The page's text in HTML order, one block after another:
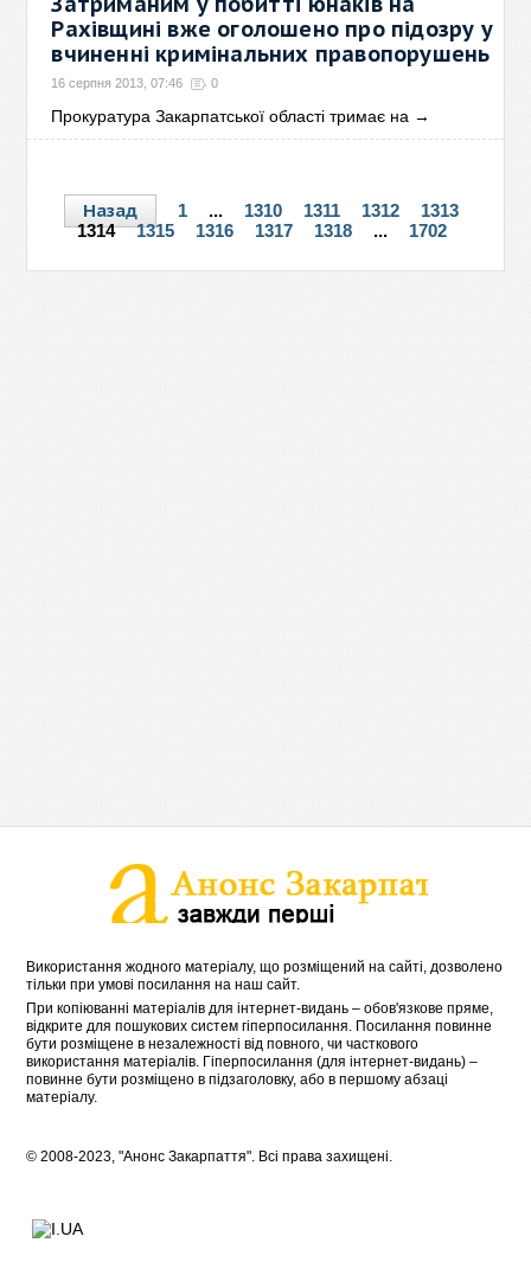
Рахівщині вже оголошено про підозру у
вчиненні кримінальних правопорушень
16 серпня 2013, 07:46 0
Прокуратура Закарпатської області тримає на →
Назад 1 ... 1310 1311 1312
1313
1314
1315 1316 1317 1318 ... 1702
Використання жодного матеріалу, що розміщений на сайті, дозволено
тільки при умові посилання на наш сайт.
При копіюванні матеріалів для інтернет-видань – обов'язкове пряме,
відкрите для пошукових систем гіперпосилання. Посилання повинне
бути розміщене в незалежності від повного, чи часткового
використання матеріалів. Гіперпосилання (для інтернет-видань) –
повинне бути розміщено в підзаголовку, або в першому абзаці
матеріалу.
© 2008-2023, "Анонс Закарпаття". Всі права захищені.